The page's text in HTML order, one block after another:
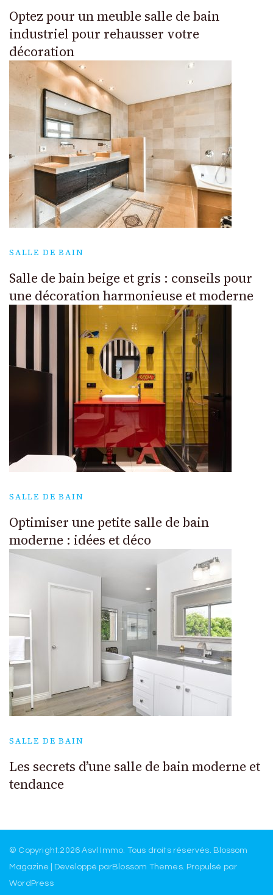
Optez pour un meuble salle de bain
industriel pour rehausser votre
décoration
SALLE DE BAIN
Salle de bain beige et gris : conseils pour
une décoration harmonieuse et moderne
SALLE DE BAIN
Optimiser une petite salle de bain
moderne : idées et déco
SALLE DE BAIN
Les secrets d’une salle de bain moderne et
tendance
© Copyright.2026Asvl Immo. Tous droits réservés. Blossom
Magazine | Developpé parBlossom Themes. Propulsé par
WordPress